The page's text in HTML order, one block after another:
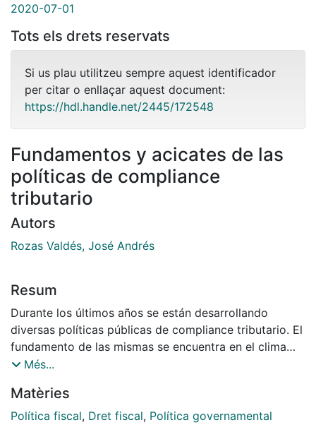
2020-07-01
Tots els drets reservats
Si us plau utilitzeu sempre aquest identificador
per citar o enllaçar aquest document:
https://hdl.handle.net/2445/172548
Fundamentos y acicates de las
políticas de compliance
tributario
Autors
Rozas Valdés, José Andrés
Resum
Durante los últimos años se están desarrollando
diversas políticas públicas de compliance tributario. El
fundamento de las mismas se encuentra en el clima
fiscal internacional y en el agotamiento de un modelo
regularización de las autoliquidaciones de los
contribuyentes. Desde las experiencias internacionales
Més...
Matèries
Política fiscal, Dret fiscal, Política governamental